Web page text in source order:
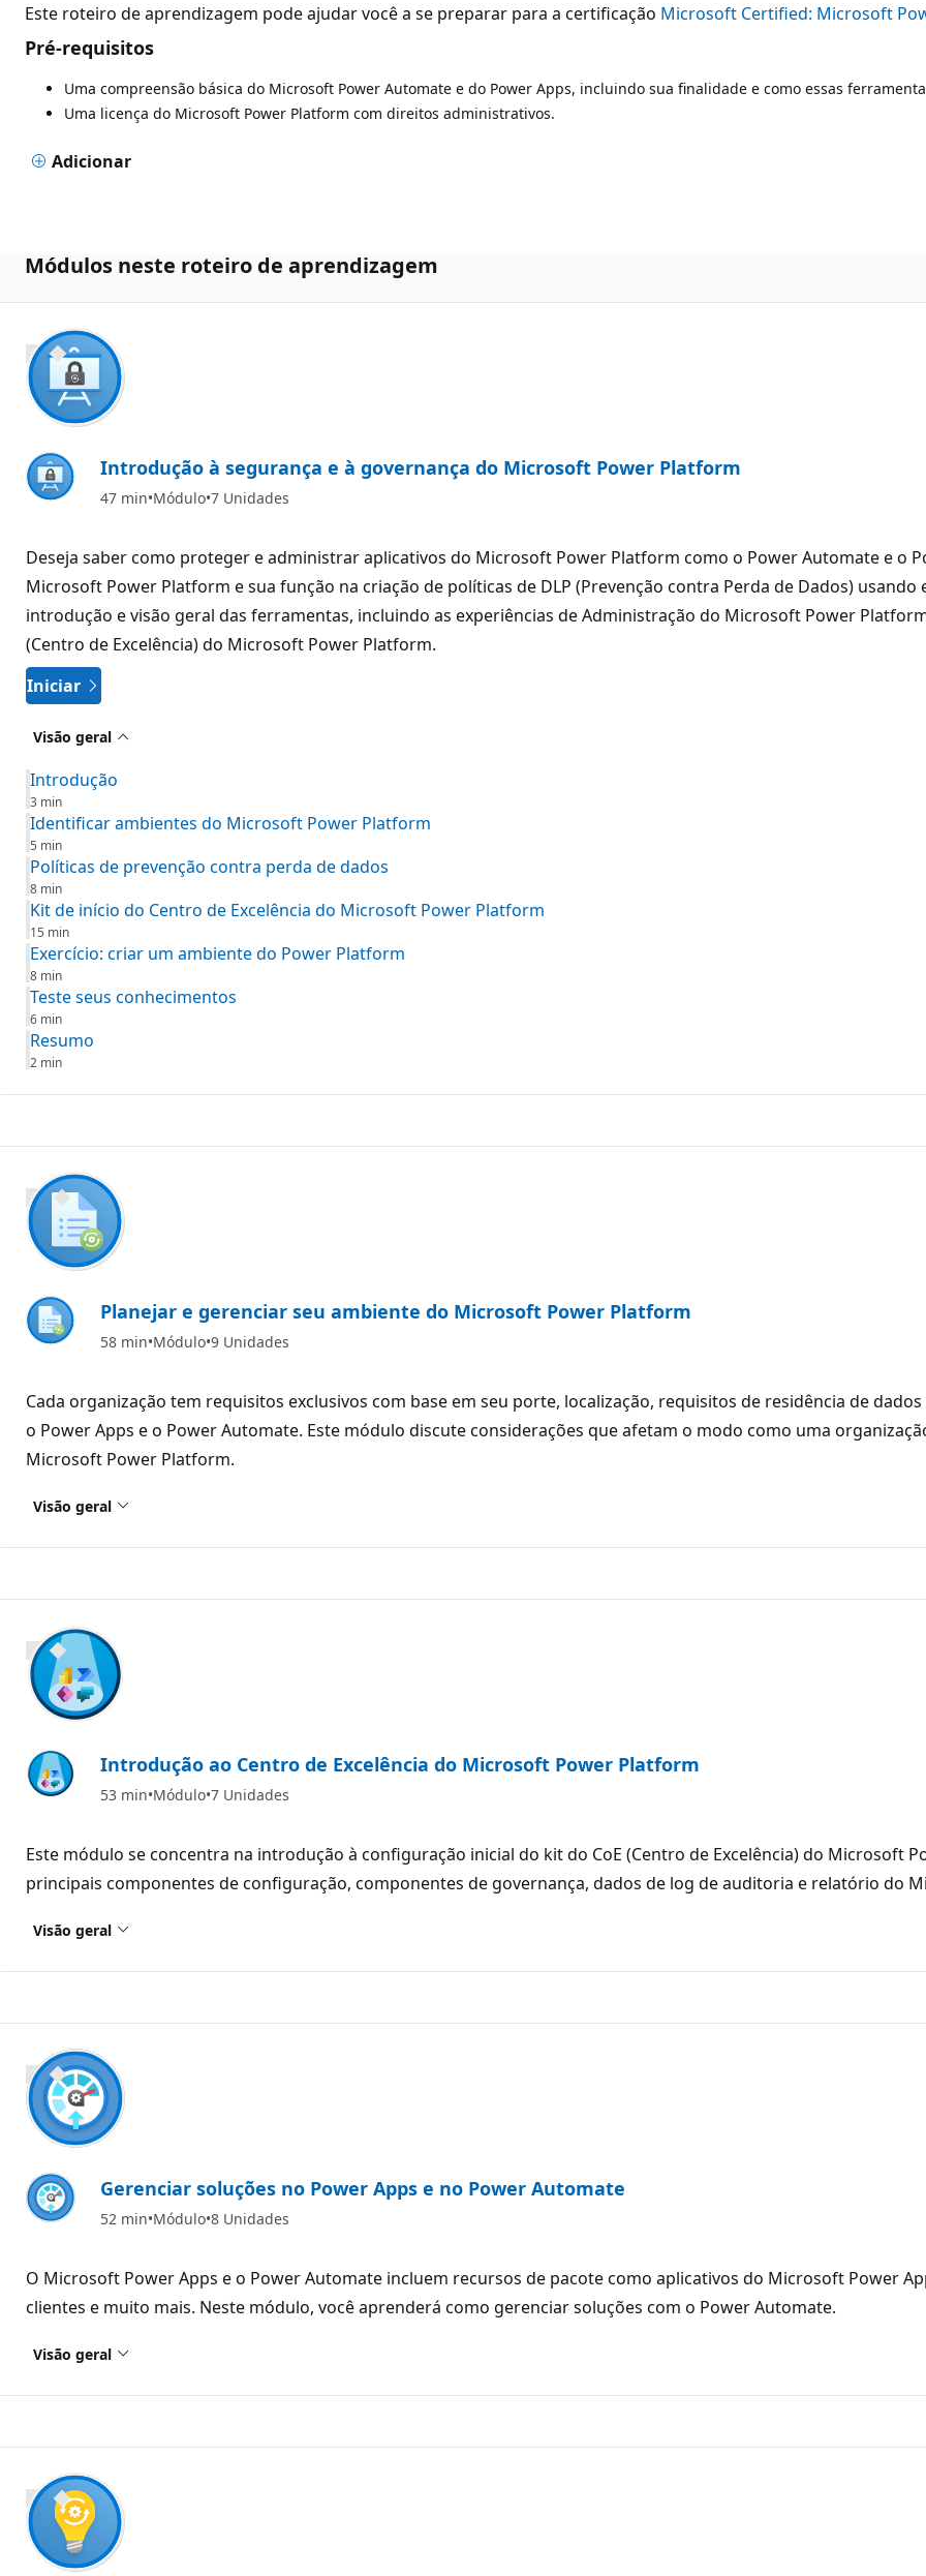
Este roteiro de aprendizagem pode ajudar você a se preparar para a certificação Microsoft Certified: Microsoft
Pré-requisitos
Uma compreensão básica do Microsoft Power Automate e do Power Apps, incluindo sua finalidade e como essas
Uma licença do Microsoft Power Platform com direitos administrativos.
Adicionar
Módulos neste roteiro de aprendizagem
800 XP
Introdução à segurança e à governança do Microsoft Power Platform
47 min Módulo 7 Unidades
Deseja saber como proteger e administrar aplicativos do Microsoft Power Platform como o Power Automate e o
Microsoft Power Platform e sua função na criação de políticas de DLP (Prevenção contra Perda de Dados)
introdução e visão geral das ferramentas, incluindo as experiências de Administração do Microsoft Power
(Centro de Excelência) do Microsoft Power Platform.
Iniciar
Visão geral
Introdução
3 min
Identificar ambientes do Microsoft Power Platform
5 min
Políticas de prevenção contra perda de dados
8 min
Kit de início do Centro de Excelência do Microsoft Power Platform
15 min
Exercício: criar um ambiente do Power Platform
8 min
Teste seus conhecimentos
6 min
Resumo
2 min
1000 XP
Planejar e gerenciar seu ambiente do Microsoft Power Platform
58 min Módulo 9 Unidades
Cada organização tem requisitos exclusivos com base em seu porte, localização, requisitos de residência de
o Power Apps e o Power Automate. Este módulo discute considerações que afetam o modo como uma
Microsoft Power Platform.
Visão geral
800 XP
Introdução ao Centro de Excelência do Microsoft Power Platform
53 min Módulo 7 Unidades
Este módulo se concentra na introdução à configuração inicial do kit do CoE (Centro de Excelência) do Microsoft
principais componentes de configuração, componentes de governança, dados de log de auditoria e relatório do
Visão geral
900 XP
Gerenciar soluções no Power Apps e no Power Automate
52 min Módulo 8 Unidades
O Microsoft Power Apps e o Power Automate incluem recursos de pacote como aplicativos do Microsoft Power
clientes e muito mais. Neste módulo, você aprenderá como gerenciar soluções com o Power Automate.
Visão geral
1100 XP